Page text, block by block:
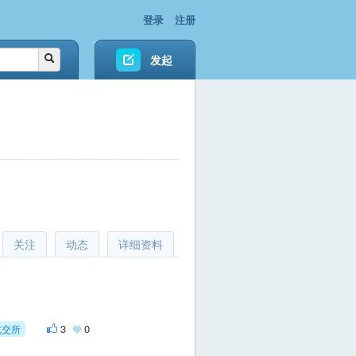
登录 注册
发起
详细资料
动态
关注
所 3 0